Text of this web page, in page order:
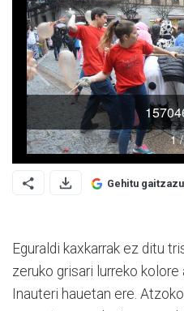
Gehitu
Eguraldi kaxkarrak ez ditu
zeruko grisari lurreko
Inauteri hauetan ere.